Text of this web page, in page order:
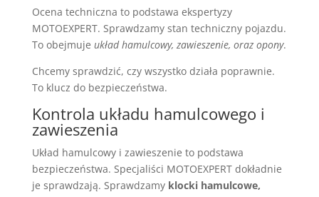
Ocena techniczna to podstawa ekspertyzy
MOTOEXPERT. Sprawdzamy stan techniczny pojazdu.
To obejmuje układ hamulcowy, zawieszenie, oraz opony.
Chcemy sprawdzić, czy wszystko działa poprawnie.
To klucz do bezpieczeństwa.
Kontrola układu hamulcowego i
zawieszenia
Układ hamulcowy i zawieszenie to podstawa
bezpieczeństwa. Specjaliści MOTOEXPERT dokładnie
je sprawdzają. Sprawdzamy klocki hamulcowe,